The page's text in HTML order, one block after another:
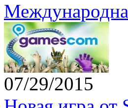
07/29/2015